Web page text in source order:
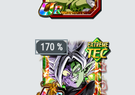
+3 ki, +200% HP & +170% ATT/DEF
pour la catégorie"Participants aux
tournois"ou"Chaos mondial", +50%
stats bonus si aussi"Cyborg"
"Combat rapide"
170 %